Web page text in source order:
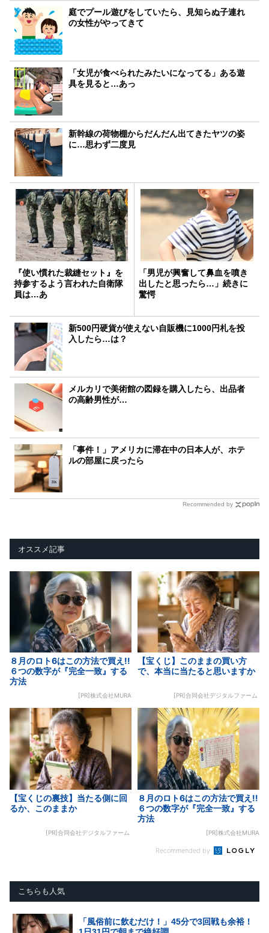
庭でプール遊びをしていたら、見知らぬ子連れ
の女性がやってきて
「女児が食べられたみたいになってる」ある遊
具を見ると…あっ
新幹線の荷物棚からだんだん出てきたヤツの姿
に…思わず二度見
『使い慣れた裁縫セット』を
持参するよう言われた自衛隊
員は…あ
「男児が興奮して鼻血を噴き
出したと思ったら…」続きに
驚愕
新500円硬貨が使えない自販機に1000円札を投
入したら…は？
メルカリで美術館の図録を購入したら、出品者
の高齢男性が…
「事件！」アメリカに滞在中の日本人が、ホテ
ルの部屋に戻ったら
Recommended by
オススメ記事
８月のロト6はこの方法で買え!!
６つの数字が『完全一致』する
方法
[PR]株式会社MURA
【宝くじ】このままの買い方
で、本当に当たると思いますか
[PR]合同会社デジタルファーム
【宝くじの裏技】当たる側に回
るか、このままか
[PR]合同会社デジタルファーム
８月のロト6はこの方法で買え!!
６つの数字が『完全一致』する
方法
[PR]株式会社MURA
Recommended by
こちらも人気
「風俗前に飲むだけ！」45分で3回戦も余裕！